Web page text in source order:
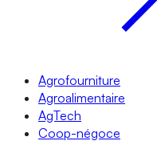
Agrofourniture
Agroalimentaire
AgTech
Coop-négoce